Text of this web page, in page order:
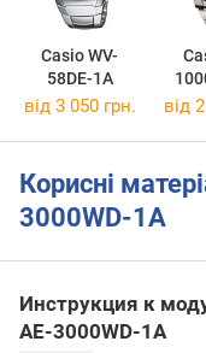
Casio WV-
58DE-1A
від 3 050 грн. від
Корисні
3000WD-1A
Инструкция к
AE-3000WD-1A